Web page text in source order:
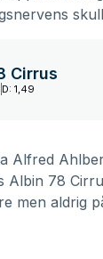
Cirrus
D: 1,49
Alfred
Albin 78
men aldrig